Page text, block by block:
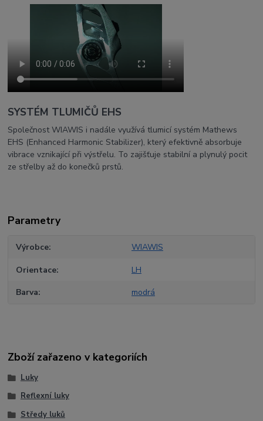
SYSTÉM TLUMIČŮ EHS
Společnost WIAWIS i nadále využívá tlumicí systém Mathews
EHS (Enhanced Harmonic Stabilizer), který efektivně absorbuje
vibrace vznikající při výstřelu. To zajišťuje stabilní a plynulý pocit
ze střelby až do konečků prstů.
Parametry
Výrobce WIAWIS
Orientace LH
Barva modrá
Zboží zařazeno v kategoriích
Luky
Reflexní luky
Středy luků